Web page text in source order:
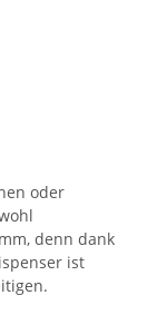
oder
denn dank
ist